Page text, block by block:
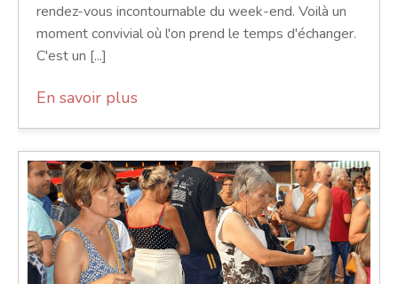
rendez-vous incontournable du week-end. Voilà un
moment convivial où l'on prend le temps d'échanger.
C'est un [...]
En savoir plus